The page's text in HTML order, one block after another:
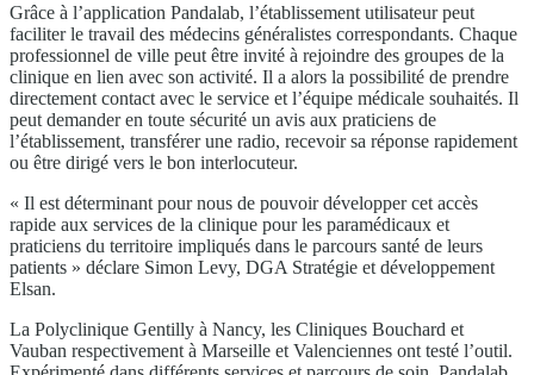
Grâce à l’application Pandalab, l’établissement utilisateur peut
faciliter le travail des médecins généralistes correspondants. Chaque
professionnel de ville peut être invité à rejoindre des groupes de la
clinique en lien avec son activité. Il a alors la possibilité de prendre
directement contact avec le service et l’équipe médicale souhaités. Il
peut demander en toute sécurité un avis aux praticiens de
l’établissement, transférer une radio, recevoir sa réponse rapidement
ou être dirigé vers le bon interlocuteur.
« Il est déterminant pour nous de pouvoir développer cet accès
rapide aux services de la clinique pour les paramédicaux et
praticiens du territoire impliqués dans le parcours santé de leurs
patients » déclare Simon Levy, DGA Stratégie et développement
Elsan.
La Polyclinique Gentilly à Nancy, les Cliniques Bouchard et
Vauban respectivement à Marseille et Valenciennes ont testé l’outil.